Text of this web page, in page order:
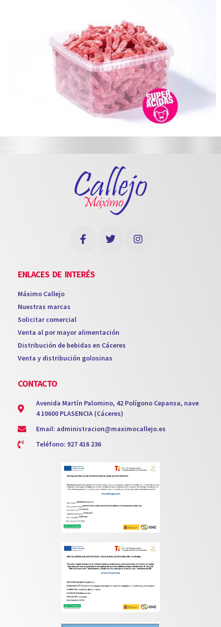
ENLACES DE INTERÉS
Máximo Callejo
Nuestras marcas
Solicitar comercial
Venta al por mayor alimentación
Distribución de bebidas en Cáceres
Venta y distribución golosinas
CONTACTO
Avenida Martín Palomino, 42 Polígono Cepansa, nave
4 10600 PLASENCIA (Cáceres)
Email: administracion@maximocallejo.es
Teléfono: 927 416 236